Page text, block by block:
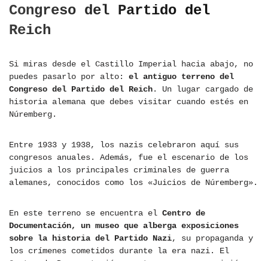
Congreso del Partido del
Reich
Si miras desde el Castillo Imperial hacia abajo, no
puedes pasarlo por alto: el antiguo terreno del
Congreso del Partido del Reich. Un lugar cargado de
historia alemana que debes visitar cuando estés en
Núremberg.
Entre 1933 y 1938, los nazis celebraron aquí sus
congresos anuales. Además, fue el escenario de los
juicios a los principales criminales de guerra
alemanes, conocidos como los «Juicios de Núremberg».
En este terreno se encuentra el Centro de
Documentación, un museo que alberga exposiciones
sobre la historia del Partido Nazi, su propaganda y
los crímenes cometidos durante la era nazi. El